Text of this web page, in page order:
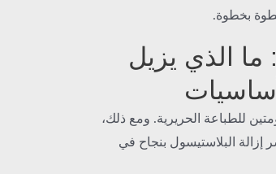
بخطوة.
ما الذي يزيل
للطباعة الحريرية. ومع ذلك،
البلاستيسول بنجاح في